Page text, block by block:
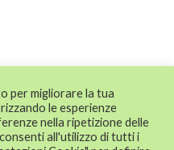
Tecnica
per migliorare la tua
le esperienze
nella ripetizione delle
all'utilizzo di tutti i